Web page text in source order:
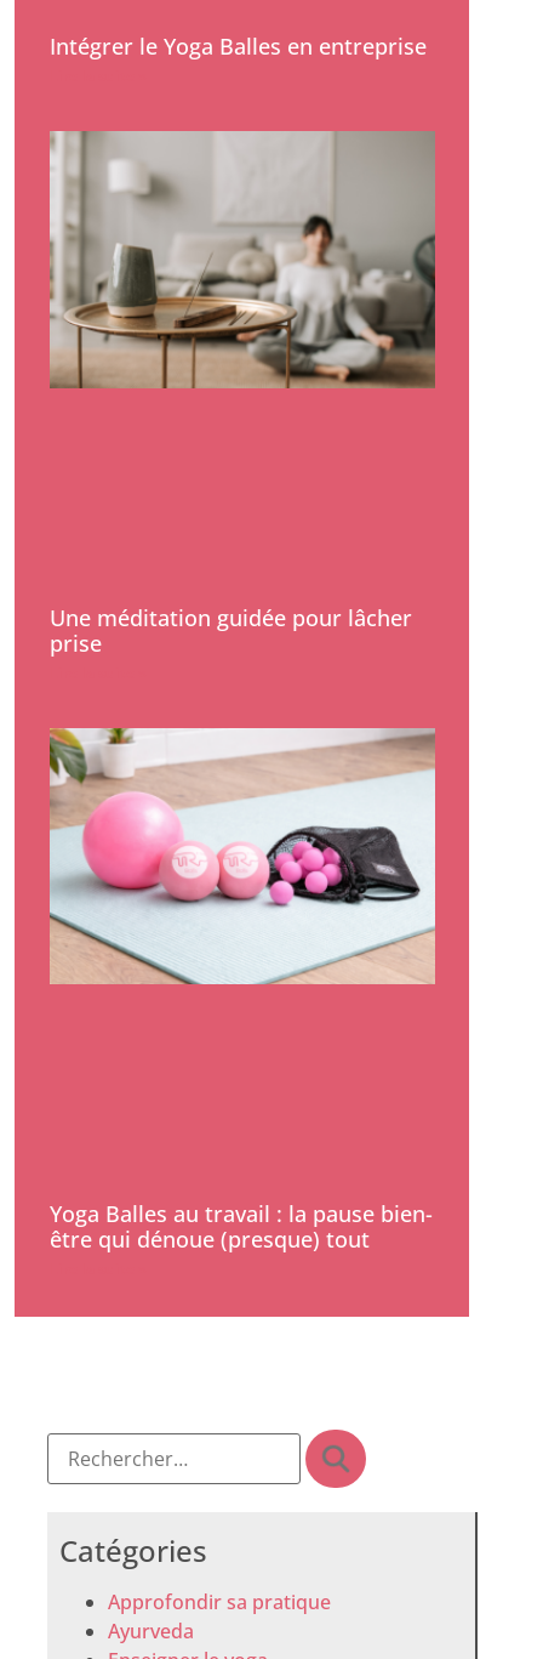
Intégrer le Yoga Balles en entreprise
Une méditation guidée pour lâcher
prise
Yoga Balles au travail : la pause bien-
être qui dénoue (presque) tout
Catégories
Approfondir sa pratique
Ayurveda